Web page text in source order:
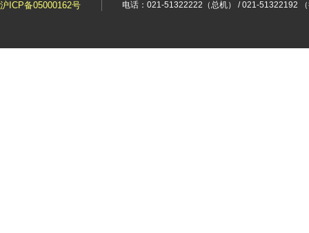
沪ICP备05000162号
电话：021-51322222（总机） / 021-51322192